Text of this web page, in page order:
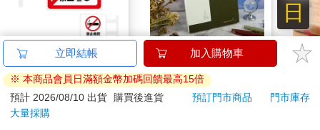
(特價)簡單生活 磁吸發
光招牌(禁止喧嘩)
7 折 特價 139 元
NEW拾光V-25K橫線簡
約筆記本-松影
特價 240 元
MP
64 折
立即結帳 加入購物車
※ 本商品會員日滿額金幣加碼回饋最高15倍
預計 2026/08/10 出貨
購買後進貨 預訂門市商品
門市庫存
大量採購
日